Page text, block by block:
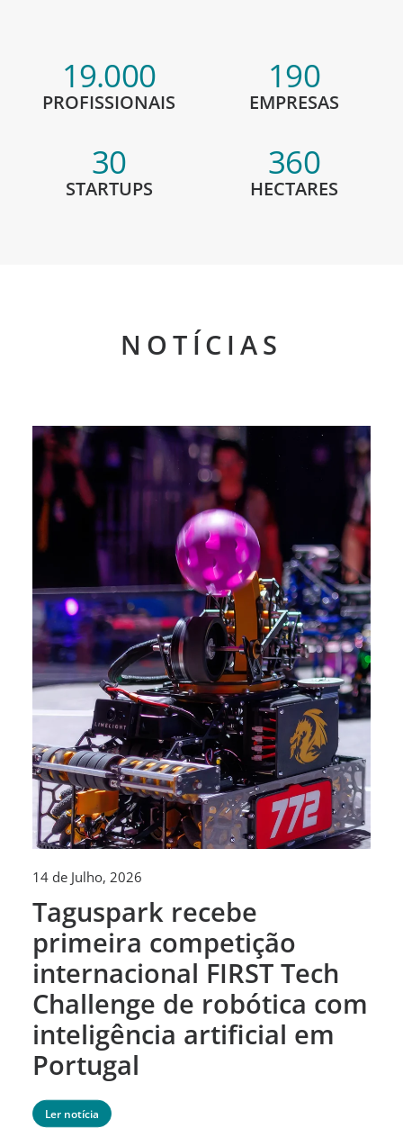
19.000
PROFISSIONAIS
190
EMPRESAS
30
STARTUPS
360
HECTARES
NOTÍCIAS
14 de Julho, 2026
Taguspark recebe
primeira competição
internacional FIRST Tech
Challenge de robótica com
inteligência artificial em
Portugal
Ler notícia